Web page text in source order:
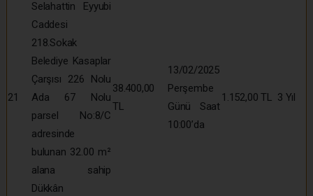
21
Selahattin Eyyubi
Caddesi
218.Sokak
Belediye Kasaplar
Çarşısı 226 Nolu
Ada 67 Nolu
parsel No:8/C
adresinde
bulunan 32.00 m²
alana sahip
Dükkân
38.400,00
TL
13/02/2025
Perşembe
Günü Saat
10:00’da
1.152,00 TL 3 Yıl